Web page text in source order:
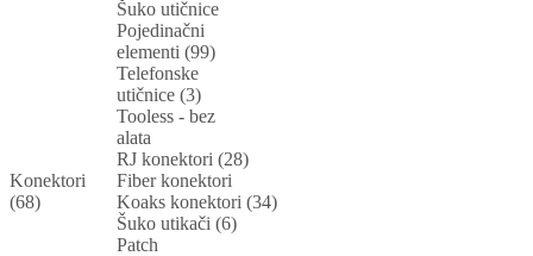
Šuko utičnice
Pojedinačni
elementi (99)
Telefonske
utičnice (3)
Tooless - bez
alata
Konektori
(68)
RJ konektori (28)
Fiber konektori
Koaks konektori (34)
Šuko utikači (6)
Patch